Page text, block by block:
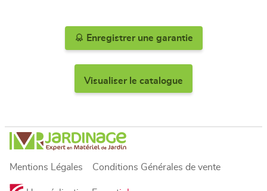
Enregistrer une garantie
Visualiser le catalogue
Mentions Légales Conditions Générales de vente